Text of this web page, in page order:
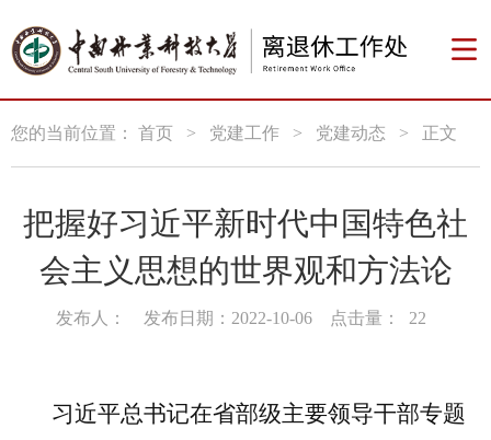
您的当前位置： 首页 > 党建工作 > 党建动态 > 正文
把握好习近平新时代中国特色社
会主义思想的世界观和方法论
发布人： 发布日期：2022-10-06 点击量： 22
习近平总书记在省部级主要领导干部专题